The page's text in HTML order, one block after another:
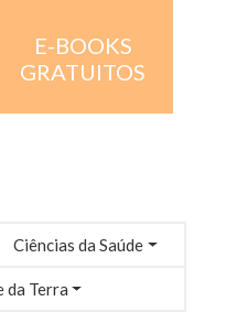
E-BOOKS
GRATUITOS
Ciências da Saúde
da Terra